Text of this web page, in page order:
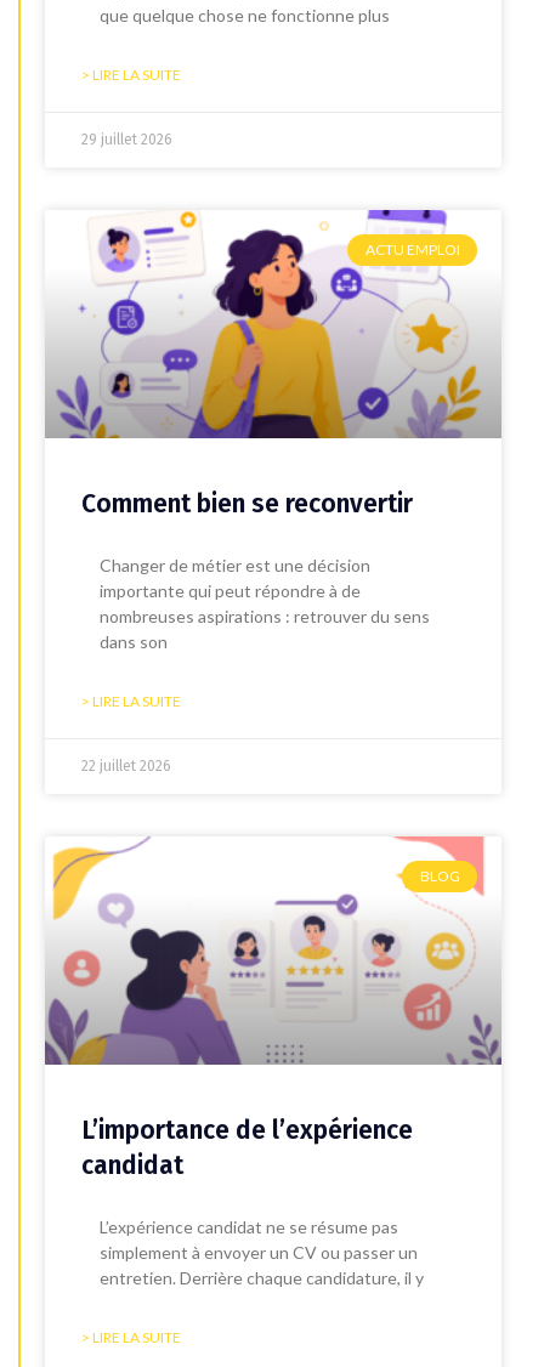
que quelque chose ne fonctionne plus
> LIRE LA SUITE
29 juillet 2026
ACTU EMPLOI
Comment bien se reconvertir
Changer de métier est une décision
importante qui peut répondre à de
nombreuses aspirations : retrouver du sens
dans son
> LIRE LA SUITE
22 juillet 2026
BLOG
L’importance de l’expérience
candidat
L’expérience candidat ne se résume pas
simplement à envoyer un CV ou passer un
entretien. Derrière chaque candidature, il y
> LIRE LA SUITE